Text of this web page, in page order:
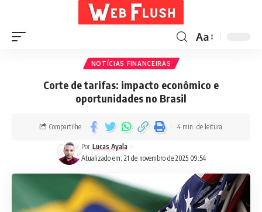
Aa
NOTÍCIAS FINANCEIRAS
Corte de tarifas: impacto econômico e
oportunidades no Brasil
Atualizado em: 21 de novembro de 2025 09:54
Por Lucas Ayala
Compartilhe 4 min. de leitura